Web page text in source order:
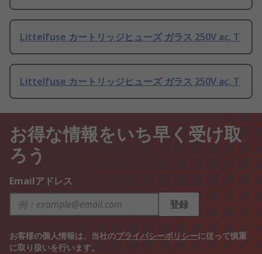
Littelfuse カートリッジヒューズ ガラス 250V ac, T
Littelfuse カートリッジヒューズ ガラス 250V ac, T
お得な情報をいち早く受け取
ろう
Emailアドレス
登録
お客様の個人情報は、当社のプライバシーポリシーに従って慎重
に取り扱いを行います。